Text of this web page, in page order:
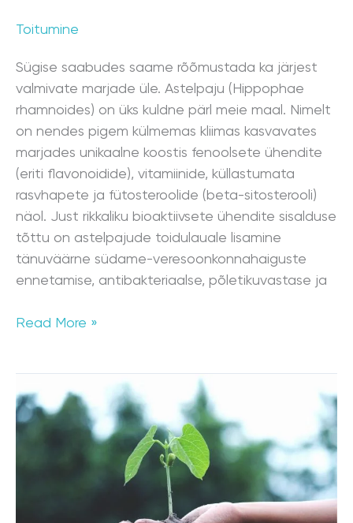
Toitumine
Sügise saabudes saame rõõmustada ka järjest
valmivate marjade üle. Astelpaju (Hippophae
rhamnoides) on üks kuldne pärl meie maal. Nimelt
on nendes pigem külmemas kliimas kasvavates
marjades unikaalne koostis fenoolsete ühendite
(eriti flavonoidide), vitamiinide, küllastumata
rasvhapete ja fütosteroolide (beta-sitosterooli)
näol. Just rikkaliku bioaktiivsete ühendite sisalduse
tõttu on astelpajude toidulauale lisamine
tänuväärne südame-veresoonkonnahaiguste
ennetamise, antibakteriaalse, põletikuvastase ja
Read More »
on
sinu
süsiniku